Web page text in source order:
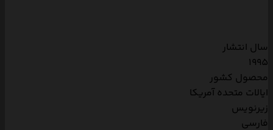
سال انتشار
1995
محصول کشور
ایالات متحده آمریکا
زیرنویس
فارسی